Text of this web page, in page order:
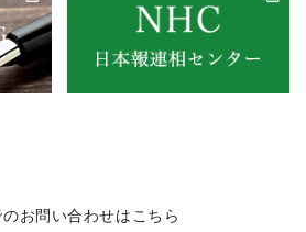
お問い合わせはこちら